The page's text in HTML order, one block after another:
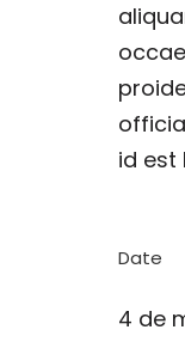
id est
Date
4 de